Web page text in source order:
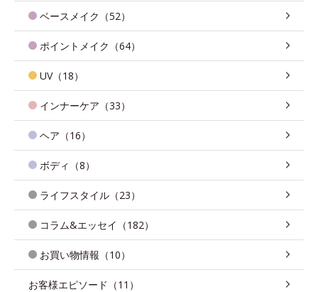
ベースメイク（52）
ポイントメイク（64）
UV（18）
インナーケア（33）
ヘア（16）
ボディ（8）
ライフスタイル（23）
コラム&エッセイ（182）
お買い物情報（10）
お客様エピソード（11）